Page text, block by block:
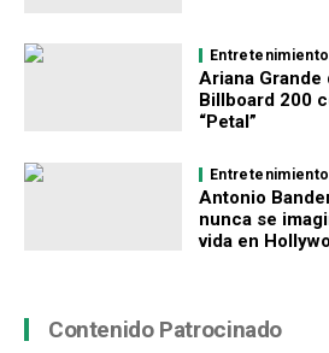
Entretenimiento
Ariana Grande
Billboard 200
“Petal”
Entretenimiento
Antonio
nunca se
vida en
Contenido Patrocinado